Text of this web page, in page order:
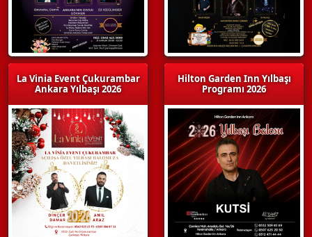
La Vinia Event Çukurambar
Ankara Yılbaşı 2026
Hilton Garden Inn Yılbaşı
Programı 2026